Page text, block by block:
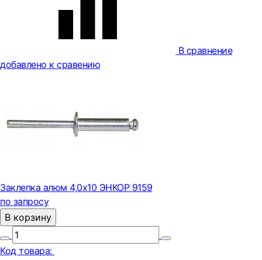
В сравнение
добавлено к сравению
Заклепка алюм 4,0х10 ЭНКОР 9159
по запросу
В корзину
Код товара: